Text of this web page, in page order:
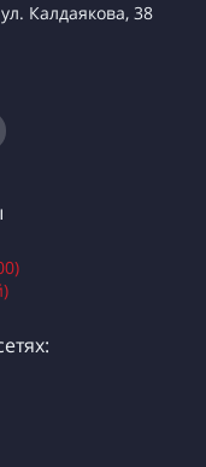
Калдаякова, 38